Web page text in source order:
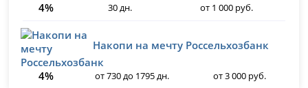
4% 30 дн. от 1 000 руб.
Накопи на мечту Россельхозбанк
4% от 730 до 1795 дн. от 3 000 руб.